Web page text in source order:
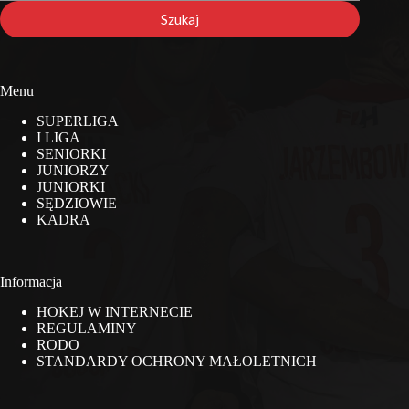
stronie
Szukaj
Menu
SUPERLIGA
I LIGA
SENIORKI
JUNIORZY
JUNIORKI
SĘDZIOWIE
KADRA
Informacja
HOKEJ W INTERNECIE
REGULAMINY
RODO
STANDARDY OCHRONY MAŁOLETNICH